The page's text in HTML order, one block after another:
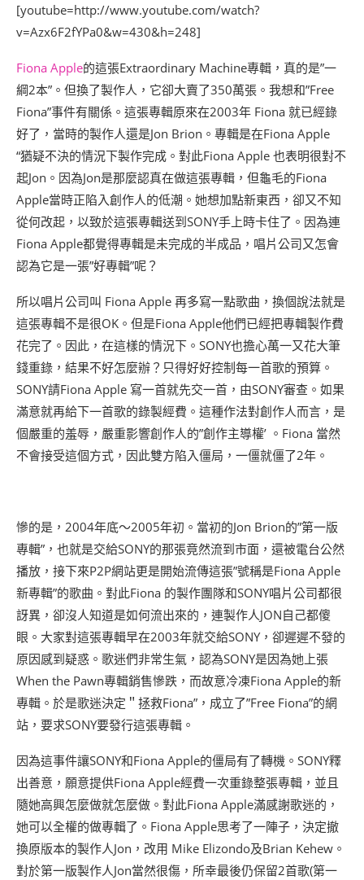
[youtube=http://www.youtube.com/watch?
v=Azx6F2fYPa0&w=430&h=248]
Fiona Apple的這張Extraordinary Machine專輯，真的是”一
綱2本”。但換了製作人，它卻大賣了350萬張。我想和”Free
Fiona”事件有關係。這張專輯原來在2003年 Fiona 就已經錄
好了，當時的製作人還是Jon Brion。專輯是在Fiona Apple
“猶疑不決的情況下製作完成。對此Fiona Apple 也表明很對不
起Jon。因為Jon是那麼認真在做這張專輯，但龜毛的Fiona
Apple當時正陷入創作人的低潮。她想加點新東西，卻又不知
從何改起，以致於這張專輯送到SONY手上時卡住了。因為連
Fiona Apple都覺得專輯是未完成的半成品，唱片公司又怎會
認為它是一張”好專輯”呢？
所以唱片公司叫 Fiona Apple 再多寫一點歌曲，換個說法就是
這張專輯不是很OK。但是Fiona Apple他們已經把專輯製作費
花完了。因此，在這樣的情況下。SONY也擔心萬一又花大筆
錢重錄，結果不好怎麼辦？只得好好控制每一首歌的預算。
SONY請Fiona Apple 寫一首就先交一首，由SONY審查。如果
滿意就再給下一首歌的錄製經費。這種作法對創作人而言，是
個嚴重的羞辱，嚴重影響創作人的”創作主導權’ 。Fiona 當然
不會接受這個方式，因此雙方陷入僵局，一僵就僵了2年。
慘的是，2004年底～2005年初。當初的Jon Brion的”第一版
專輯”，也就是交給SONY的那張竟然流到市面，還被電台公然
播放，接下來P2P網站更是開始流傳這張”號稱是Fiona Apple
新專輯”的歌曲。對此Fiona 的製作團隊和SONY唱片公司都很
訝異，卻沒人知道是如何流出來的，連製作人JON自己都傻
眼。大家對這張專輯早在2003年就交給SONY，卻遲遲不發的
原因感到疑惑。歌迷們非常生氣，認為SONY是因為她上張
When the Pawn專輯銷售慘跌，而故意冷凍Fiona Apple的新
專輯。於是歌迷決定＂拯救Fiona”，成立了”Free Fiona”的網
站，要求SONY要發行這張專輯。
因為這事件讓SONY和Fiona Apple的僵局有了轉機。SONY釋
出善意，願意提供Fiona Apple經費一次重錄整張專輯，並且
隨她高興怎麼做就怎麼做。對此Fiona Apple滿感謝歌迷的，
她可以全權的做專輯了。Fiona Apple思考了一陣子，決定撤
換原版本的製作人Jon，改用 Mike Elizondo及Brian Kehew。
對於第一版製作人Jon當然很傷，所幸最後仍保留2首歌(第一